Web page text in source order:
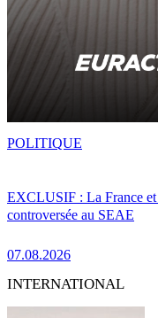
EXCLUSIF : La France
controversée au SEAE
07.08.2026
POLITIQUE
INTERNATIONAL